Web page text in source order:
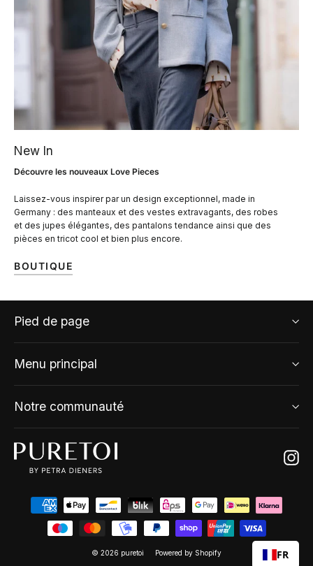
New In
Découvre les nouveaux Love Pieces
Laissez-vous inspirer par un design exceptionnel, made in
Germany : des manteaux et des vestes extravagants, des robes
et des jupes élégantes, des pantalons tendance ainsi que des
pièces en tricot cool et bien plus encore.
BOUTIQUE
Pied de page
Menu principal
Notre communauté
© 2026 puretoi Powered by Shopify FR